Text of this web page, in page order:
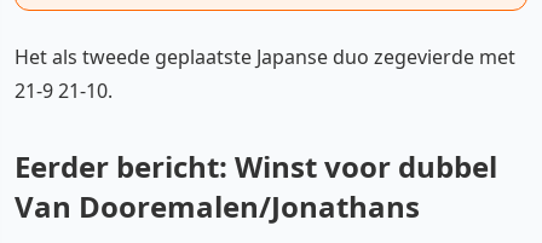
Het als tweede geplaatste Japanse duo zegevierde met
21-9 21-10.
Eerder bericht: Winst voor dubbel
Van Dooremalen/Jonathans